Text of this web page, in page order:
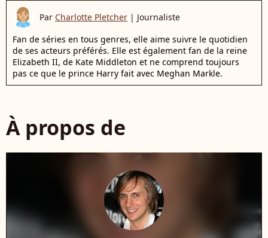
Par Charlotte Pletcher | Journaliste
Fan de séries en tous genres, elle aime suivre le quotidien
de ses acteurs préférés. Elle est également fan de la reine
Elizabeth II, de Kate Middleton et ne comprend toujours
pas ce que le prince Harry fait avec Meghan Markle.
À propos de